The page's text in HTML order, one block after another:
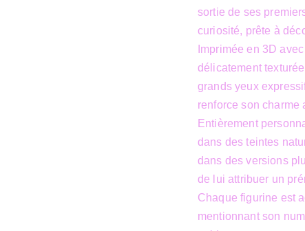
sortie de ses
curiosité, prête à
Imprimée en 3D
délicatement
grands yeux
renforce son charme
Entièrement
dans des teintes
dans des versions
de lui attribuer un
Chaque figurine est
mentionnant son